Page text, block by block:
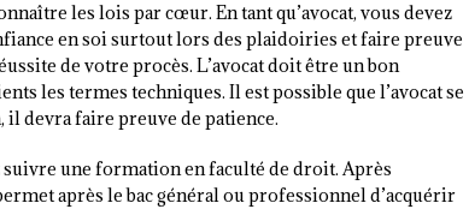
les lois par cœur. En tant qu’avocat, vous devez
en soi surtout lors des plaidoiries et faire preuve
de votre procès. L’avocat doit être un bon
les termes techniques. Il est possible que l’avocat se
il devra faire preuve de patience.
suivre une formation en faculté de droit. Après
après le bac général ou professionnel d’acquérir